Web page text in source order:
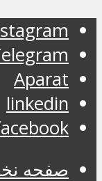
Aparat
linkedin
صفحه